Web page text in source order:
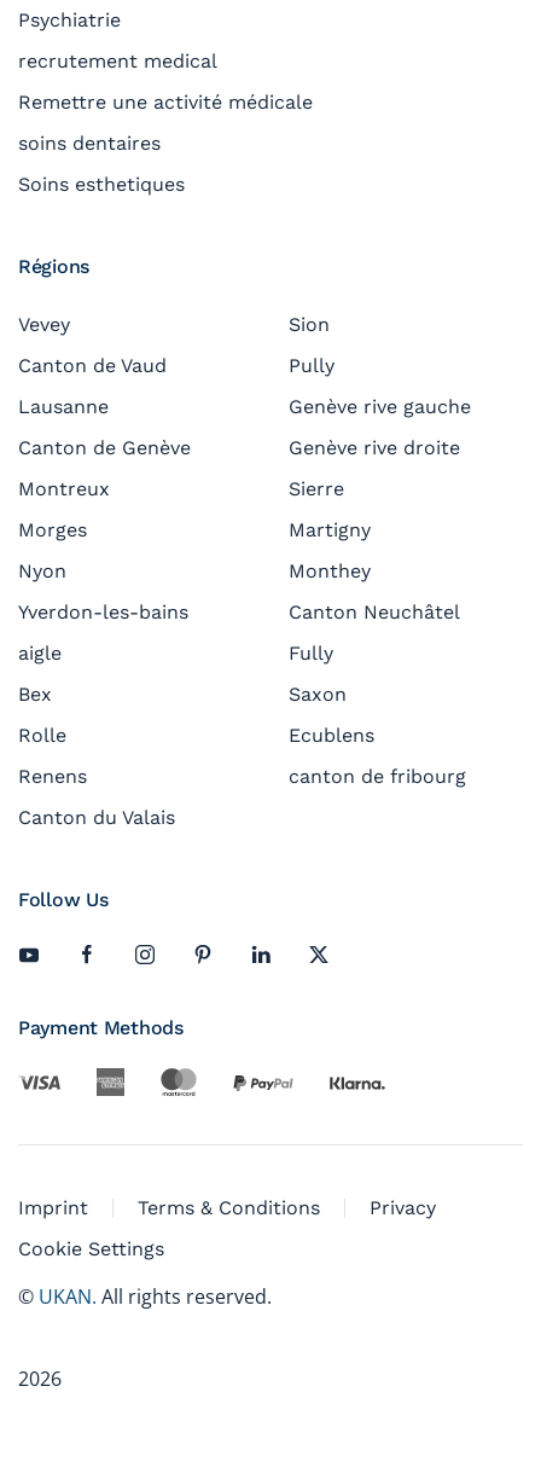
Psychiatrie
recrutement medical
Remettre une activité médicale
soins dentaires
Soins esthetiques
Régions
Vevey
Canton de Vaud
Lausanne
Canton de Genève
Montreux
Morges
Nyon
Yverdon-les-bains
aigle
Bex
Rolle
Renens
Canton du Valais
Sion
Pully
Genève rive gauche
Genève rive droite
Sierre
Martigny
Monthey
Canton Neuchâtel
Fully
Saxon
Ecublens
canton de fribourg
Follow Us
Payment Methods
Imprint Terms & Conditions
Privacy
Cookie Settings
© UKAN. All rights reserved.
2026